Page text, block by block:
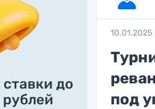
до
10.01.2025
под